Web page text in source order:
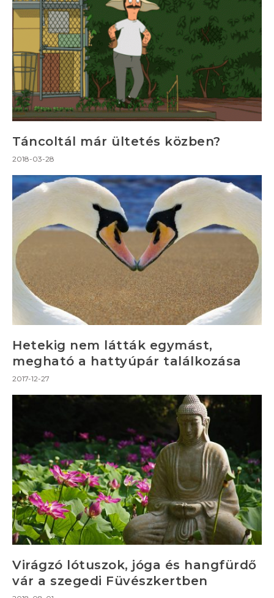
Táncoltál már ültetés közben?
2018-03-28
Hetekig nem látták egymást,
megható a hattyúpár találkozása
2017-12-27
Virágzó lótuszok, jóga és hangfürdő
vár a szegedi Füvészkertben